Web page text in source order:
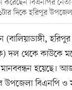
করেছেন বিএনপির
দিকে হরিপুর
দল থেকে কাউকে
হয়েছে।
উপজেলা বিএনপি